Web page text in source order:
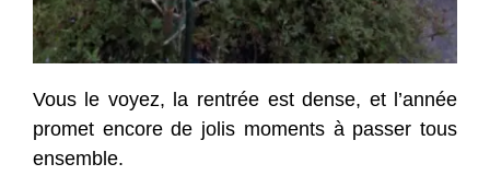
Vous le voyez, la rentrée est dense, et l’année
promet encore de jolis moments à passer tous
ensemble.